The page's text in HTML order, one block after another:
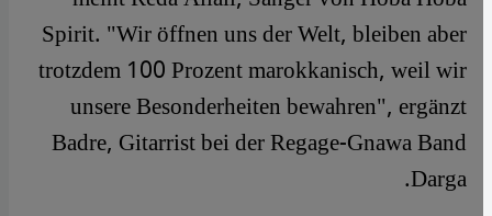
Spirit. "Wir öffnen uns der Welt, bleiben aber
trotzdem 100 Prozent marokkanisch, weil wir
unsere Besonderheiten bewahren", ergänzt
Badre, Gitarrist bei der Regage-Gnawa Band
Darga.